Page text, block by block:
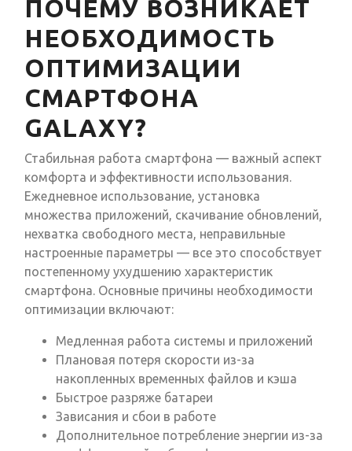
ПОЧЕМУ ВОЗНИКАЕТ
НЕОБХОДИМОСТЬ
ОПТИМИЗАЦИИ
СМАРТФОНА
GALAXY?
Стабильная работа смартфона — важный аспект
комфорта и эффективности использования.
Ежедневное использование, установка
множества приложений, скачивание обновлений,
нехватка свободного места, неправильные
настроенные параметры — все это способствует
постепенному ухудшению характеристик
смартфона. Основные причины необходимости
оптимизации включают:
Медленная работа системы и приложений
Плановая потеря скорости из-за
накопленных временных файлов и кэша
Быстрое разряже батареи
Зависания и сбои в работе
Дополнительное потребление энергии из-за